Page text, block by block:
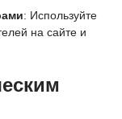
: Используйте
на сайте и